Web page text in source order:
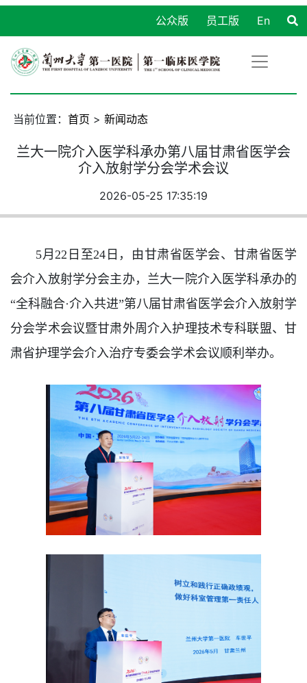
En
员工版
公众版
当前位置： 首页 > 新闻动态
兰大一院介入医学科承办第八届甘肃省医学会
介入放射学分会学术会议
2026-05-25 17:35:19
5月22日至24日，由甘肃省医学会、甘肃省医学
会介入放射学分会主办，兰大一院介入医学科承办的
“全科融合·介入共进”第八届甘肃省医学会介入放射学
分会学术会议暨甘肃外周介入护理技术专科联盟、甘
肃省护理学会介入治疗专委会学术会议顺利举办。